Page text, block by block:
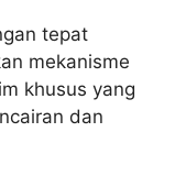
tepat
mekanisme
khusus yang
dan